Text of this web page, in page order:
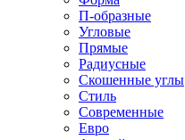
П-образные
Угловые
Прямые
Радиусные
Скошенные углы
Стиль
Современные
Евро